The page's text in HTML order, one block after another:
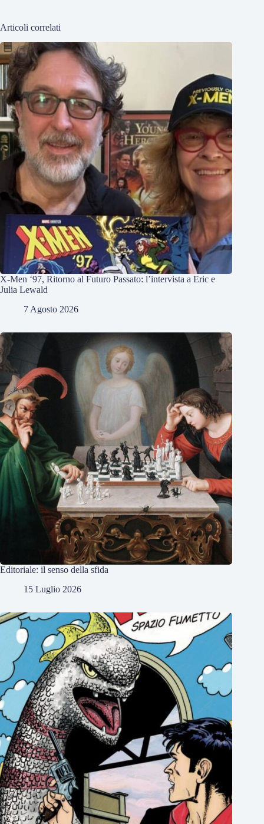
Articoli correlati
X-Men ‘97, Ritorno al Futuro Passato: l’intervista a Eric e
Julia Lewald
7 Agosto 2026
Editoriale: il senso della sfida
15 Luglio 2026